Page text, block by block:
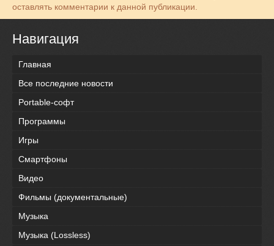
оставлять комментарии к данной публикации.
Навигация
Главная
Все последние новости
Portable-софт
Программы
Игры
Смартфоны
Видео
Фильмы (документальные)
Музыка
Музыка (Lossless)